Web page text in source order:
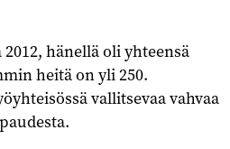
hänellä oli yhteensä
heitä on yli 250.
vallitsevaa vahvaa